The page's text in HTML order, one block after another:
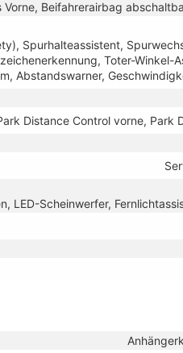
Beifahrerairbag
Spurhalteassistent,
Toter-Winkel-
Abstandswarner,
Distance Control vorne, Park
LED-Scheinwerfer,